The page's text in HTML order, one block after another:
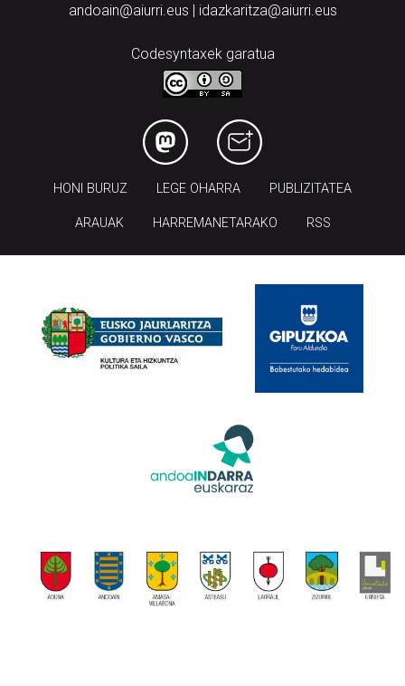
andoain@aiurri.eus | idazkaritza@aiurri.eus
Codesyntaxek garatua
HONI BURUZ LEGE OHARRA PUBLIZITATEA
ARAUAK HARREMANETARAKO RSS